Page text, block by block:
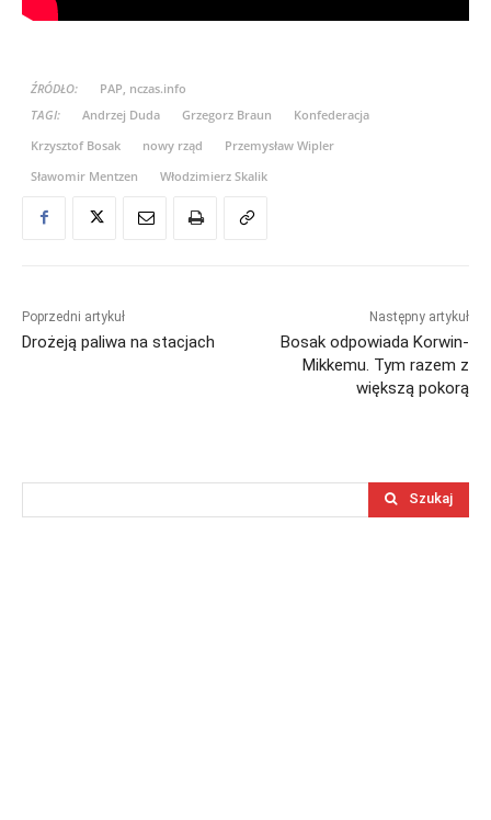
ŹRÓDŁO:
PAP, nczas.info
TAGI:
Andrzej Duda Grzegorz Braun
Konfederacja
Krzysztof Bosak
nowy rząd
Przemysław Wipler
Sławomir Mentzen
Włodzimierz Skalik
Poprzedni artykuł
Drożeją paliwa na stacjach
Następny artykuł
Bosak odpowiada Korwin-
Mikkemu. Tym razem z
większą pokorą
Szukaj